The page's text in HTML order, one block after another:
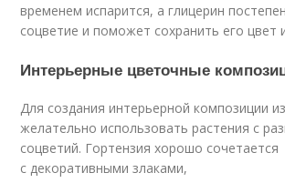
временем испарится, а глицерин
соцветие и поможет сохранить его цвет
Интерьерные цветочные
Для создания интерьерной композиции
желательно использовать растения с
соцветий. Гортензия хорошо сочетается
с декоративными злаками,